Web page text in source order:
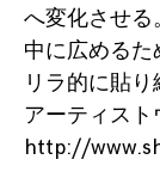
へ変化させる
中に広める
リラ的に貼り
アーティスト
http://